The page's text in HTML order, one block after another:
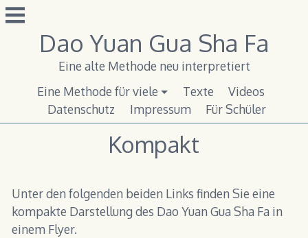
Zum
Inhalt
Dao Yuan Gua Sha Fa
Eine alte Methode neu interpretiert
Eine Methode für viele
Texte
Videos
Datenschutz
Impressum Für Schüler
Kompakt
Unter den folgenden beiden Links finden Sie eine
kompakte Darstellung des Dao Yuan Gua Sha Fa in
einem Flyer.